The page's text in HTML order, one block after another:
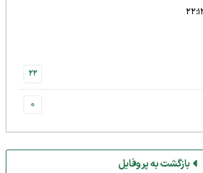
22
0
بازگشت به پروفایل